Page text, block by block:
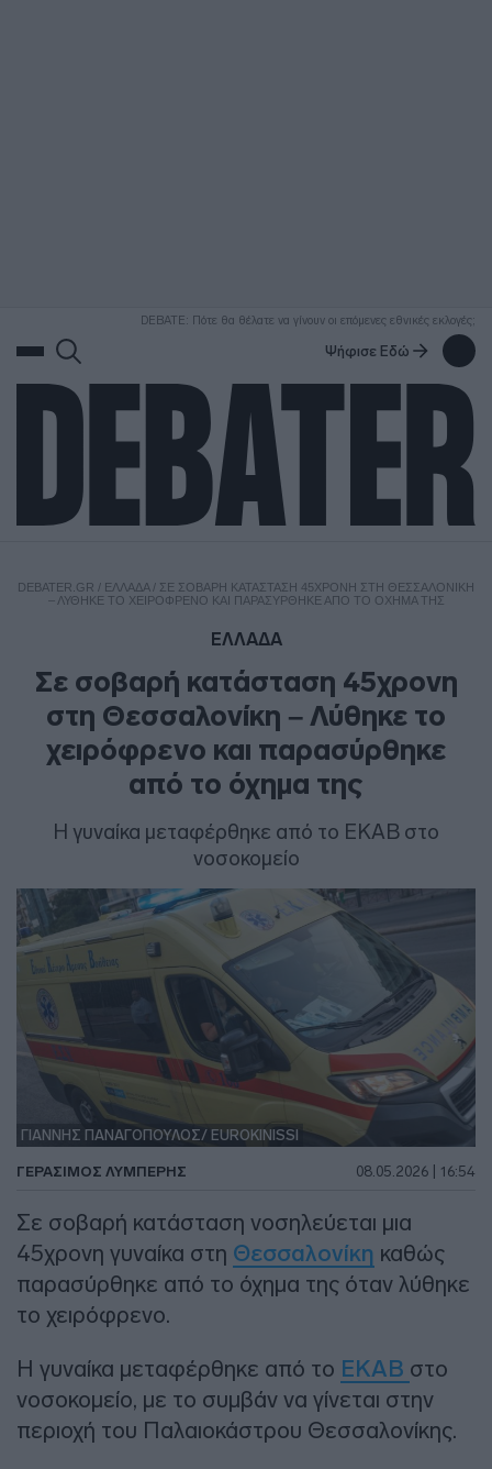
DEBATE: Πότε θα θέλατε να γίνουν οι επόμενες εθνικές εκλογές;
Ψήφισε Εδώ
DEBATER.GR / ΕΛΛΑΔΑ/ ΣΕ ΣΟΒΑΡΉ ΚΑΤΆΣΤΑΣΗ 45ΧΡΟΝΗ ΣΤΗ ΘΕΣΣΑΛΟΝΊΚΗ
– ΛΎΘΗΚΕ ΤΟ ΧΕΙΡΌΦΡΕΝΟ ΚΑΙ ΠΑΡΑΣΎΡΘΗΚΕ ΑΠΌ ΤΟ ΌΧΗΜΑ ΤΗΣ
ΕΛΛΑΔΑ
Σε σοβαρή κατάσταση 45χρονη
στη Θεσσαλονίκη – Λύθηκε το
χειρόφρενο και παρασύρθηκε
από το όχημα της
Η γυναίκα μεταφέρθηκε από το ΕΚΑΒ στο
νοσοκομείο
ΓΙΑΝΝΗΣ ΠΑΝΑΓΟΠΟΥΛΟΣ/ EUROKINISSI
ΓΕΡΆΣΙΜΟΣ ΛΥΜΠΈΡΗΣ 08.05.2026 | 16:54
Σε σοβαρή κατάσταση νοσηλεύεται μια
45χρονη γυναίκα στη Θεσσαλονίκη καθώς
παρασύρθηκε από το όχημα της όταν λύθηκε
το χειρόφρενο.
Η γυναίκα μεταφέρθηκε από το ΕΚΑΒ στο
νοσοκομείο, με το συμβάν να γίνεται στην
περιοχή του Παλαιοκάστρου Θεσσαλονίκης.